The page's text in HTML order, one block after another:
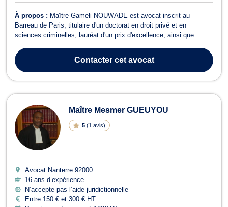
À propos : Maître Gameli NOUWADE est avocat inscrit au
Barreau de Paris, titulaire d'un doctorat en droit privé et en
sciences criminelles, lauréat d'un prix d'excellence, ainsi que
auprès des particuliers que des entreprises. Son champ d'expertise
couvre principa...
Contactercet avocat
Maître Mesmer GUEUYOU
5 (1 avis)
Avocat Nanterre 92000
16 ans d’expérience
N’accepte pas l’aide juridictionnelle
Entre 150 € et 300 € HT